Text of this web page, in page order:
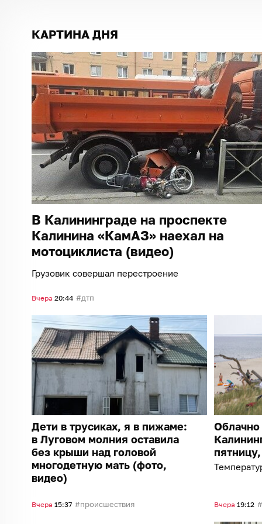
КАРТИНА ДНЯ
В Калининграде на проспекте
Калинина «КамАЗ» наехал на
мотоциклиста (видео)
Грузовик совершал перестроение
Вчера 20:44 дтп
Дети в трусиках, я в пижаме:
в Луговом молния оставила
без крыши над головой
многодетную мать (фото,
видео)
Вчера 15:37 происшествия
Облачно
Вчера 19:12